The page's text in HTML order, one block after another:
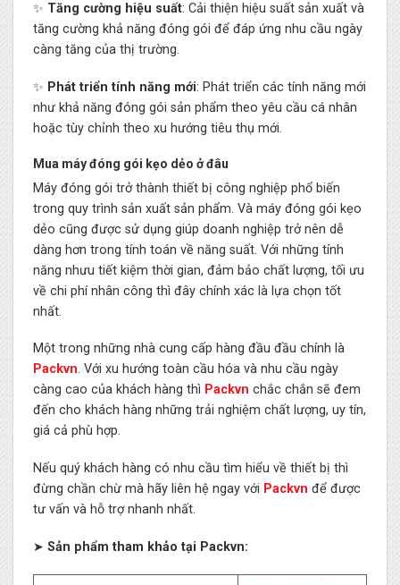
✨ Tăng cường hiệu suất: Cải thiện hiệu suất sản xuất và
tăng cường khả năng đóng gói để đáp ứng nhu cầu ngày
càng tăng của thị trường.
✨ Phát triển tính năng mới: Phát triển các tính năng mới
như khả năng đóng gói sản phẩm theo yêu cầu cá nhân
hoặc tùy chỉnh theo xu hướng tiêu thụ mới.
Mua máy đóng gói kẹo dẻo ở đâu
Máy đóng gói trở thành thiết bị công nghiệp phổ biến
trong quy trình sản xuất sản phẩm. Và máy đóng gói kẹo
dẻo cũng được sử dụng giúp doanh nghiệp trở nên dễ
dàng hơn trong tính toán về năng suất. Với những tính
năng nhưu tiết kiệm thời gian, đảm bảo chất lượng, tối ưu
về chi phí nhân công thì đây chính xác là lựa chọn tốt
nhất.
Một trong những nhà cung cấp hàng đầu đầu chính là
Packvn. Với xu hướng toàn cầu hóa và nhu cầu ngày
càng cao của khách hàng thì Packvn chắc chắn sẽ đem
đến cho khách hàng những trải nghiệm chất lượng, uy tín,
giá cả phù hợp.
Nếu quý khách hàng có nhu cầu tìm hiểu về thiết bị thì
đừng chần chừ mà hãy liên hệ ngay với Packvn để được
tư vấn và hỗ trợ nhanh nhất.
➤ Sản phẩm tham khảo tại Packvn: